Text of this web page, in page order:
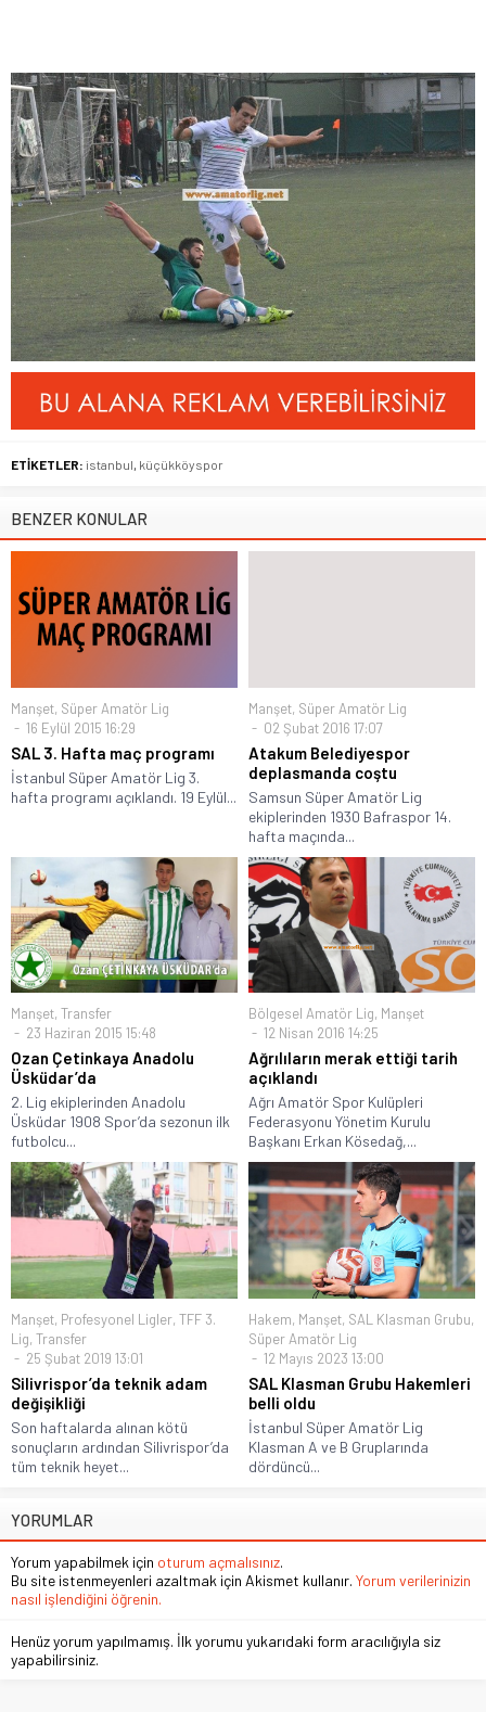
ETİKETLER: istanbul, küçükköyspor
BENZER KONULAR
Manşet, Süper Amatör Lig
16 Eylül 2015 16:29
SAL 3. Hafta maç programı
İstanbul Süper Amatör Lig 3.
hafta programı açıklandı. 19 Eylül...
Manşet, Süper Amatör Lig
02 Şubat 2016 17:07
Atakum Belediyespor
deplasmanda coştu
Samsun Süper Amatör Lig
ekiplerinden 1930 Bafraspor 14.
hafta maçında...
Manşet, Transfer
23 Haziran 2015 15:48
Ozan Çetinkaya Anadolu
Üsküdar’da
2. Lig ekiplerinden Anadolu
Üsküdar 1908 Spor’da sezonun ilk
futbolcu...
Bölgesel Amatör Lig, Manşet
12 Nisan 2016 14:25
Ağrılıların merak ettiği tarih
açıklandı
Ağrı Amatör Spor Kulüpleri
Federasyonu Yönetim Kurulu
Başkanı Erkan Kösedağ,...
Manşet, Profesyonel Ligler, TFF 3.
Lig, Transfer
25 Şubat 2019 13:01
Silivrispor’da teknik adam
değişikliği
Son haftalarda alınan kötü
sonuçların ardından Silivrispor’da
tüm teknik heyet...
Hakem, Manşet, SAL Klasman Grubu,
Süper Amatör Lig
12 Mayıs 2023 13:00
SAL Klasman Grubu Hakemleri
belli oldu
İstanbul Süper Amatör Lig
Klasman A ve B Gruplarında
dördüncü...
YORUMLAR
Yorum yapabilmek için oturum açmalısınız.
Bu site istenmeyenleri azaltmak için Akismet kullanır. Yorum verilerinizin
nasıl işlendiğini öğrenin.
Henüz yorum yapılmamış. İlk yorumu yukarıdaki form aracılığıyla siz
yapabilirsiniz.